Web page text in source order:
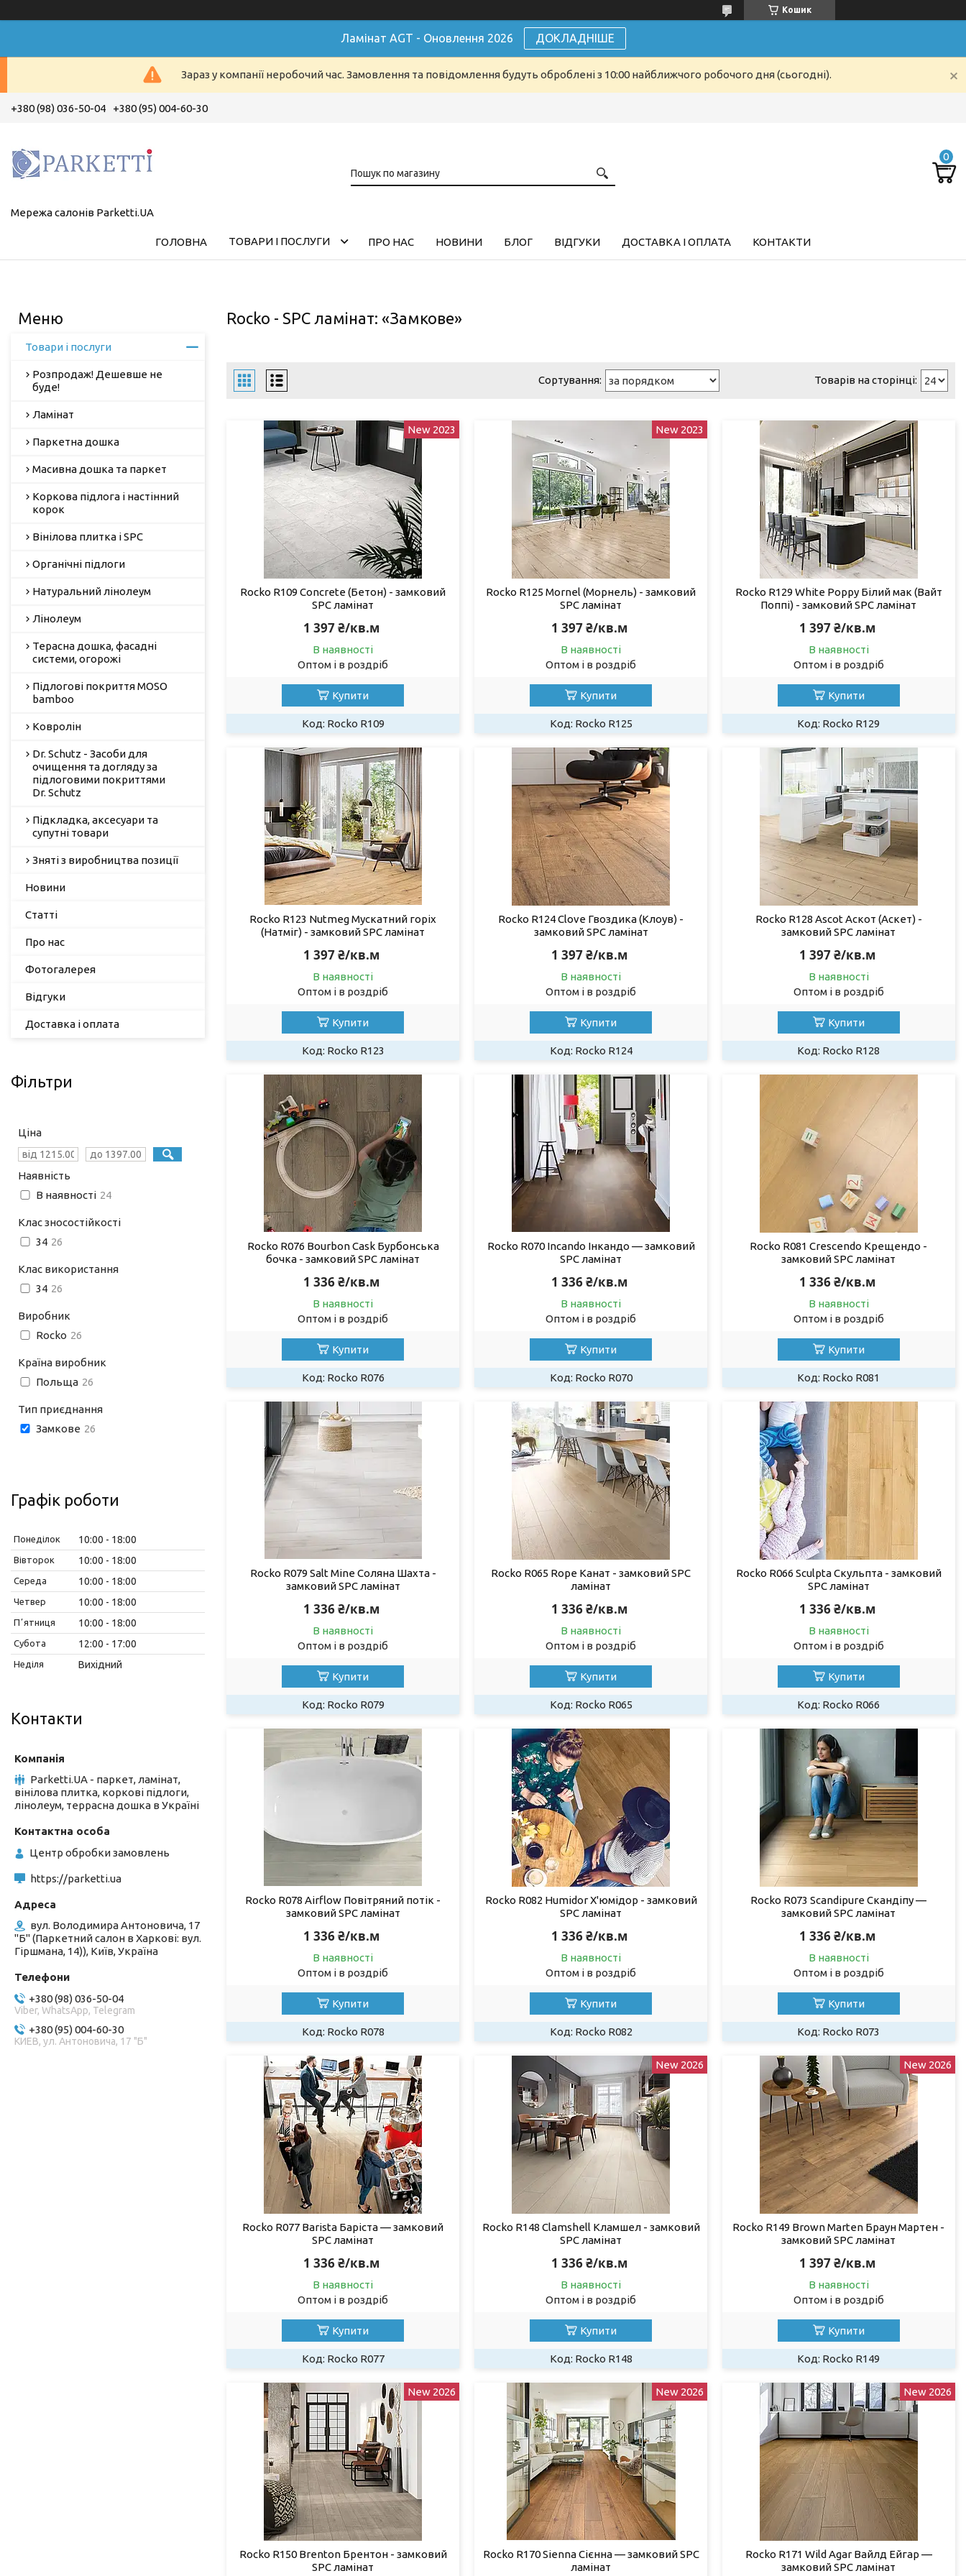
Кошик
Ламінат AGT - Оновлення 2026 ДОКЛАДНІШЕ
Зараз у компанії неробочий час. Замовлення та повідомлення будуть оброблені з 10:00 найближчого робочого дня (сьогодні).
+380 (98) 036-50-04 +380 (95) 004-60-30
Мережа салонів Parketti.UA
ГОЛОВНА ТОВАРИ І ПОСЛУГИ ПРО НАС НОВИНИ БЛОГ ВІДГУКИ ДОСТАВКА І ОПЛАТА КОНТАКТИ
Rocko - SPC ламінат: «Замкове»
New 2023
Rocko R109 Concrete (Бетон) - замковий
SPC ламінат
1 397 ₴/кв.м
В наявності
Оптом і в роздріб
Купити
Rocko R109
New 2023
Rocko R125 Mornel (Морнель) - замковий
SPC ламінат
1 397 ₴/кв.м
В наявності
Оптом і в роздріб
Купити
Rocko R125
Rocko R129 White Poppy Білий мак (Вайт
Поппі) - замковий SPC ламінат
1 397 ₴/кв.м
В наявності
Оптом і в роздріб
Купити
Rocko R129
Rocko R123 Nutmeg Мускатний горіх
(Натміг) - замковий SPC ламінат
1 397 ₴/кв.м
В наявності
Оптом і в роздріб
Купити
Rocko R123
Rocko R124 Clove Гвоздика (Клоув) -
замковий SPC ламінат
1 397 ₴/кв.м
В наявності
Оптом і в роздріб
Купити
Rocko R124
Rocko R128 Ascot Аскот (Аскет) -
замковий SPC ламінат
1 397 ₴/кв.м
В наявності
Оптом і в роздріб
Купити
Rocko R128
Rocko R076 Bourbon Cask Бурбонська
бочка - замковий SPC ламінат
1 336 ₴/кв.м
В наявності
Оптом і в роздріб
Купити
Rocko R076
Rocko R070 Incando Інкандо — замковий
SPC ламінат
1 336 ₴/кв.м
В наявності
Оптом і в роздріб
Купити
Rocko R070
Rocko R081 Crescendo Крещендо -
замковий SPC ламінат
1 336 ₴/кв.м
В наявності
Оптом і в роздріб
Купити
Rocko R081
Rocko R079 Salt Mine Соляна Шахта -
замковий SPC ламінат
1 336 ₴/кв.м
В наявності
Оптом і в роздріб
Купити
Rocko R079
Rocko R065 Rope Канат - замковий SPC
ламінат
1 336 ₴/кв.м
В наявності
Оптом і в роздріб
Купити
Rocko R065
Rocko R066 Sculpta Скульпта - замковий
SPC ламінат
1 336 ₴/кв.м
В наявності
Оптом і в роздріб
Купити
Rocko R066
Rocko R078 Airflow Повітряний потік -
замковий SPC ламінат
1 336 ₴/кв.м
В наявності
Оптом і в роздріб
Купити
Rocko R078
Rocko R082 Humidor Х'юмідор - замковий
SPC ламінат
1 336 ₴/кв.м
В наявності
Оптом і в роздріб
Купити
Rocko R082
Rocko R073 Scandipure Скандіпу —
замковий SPC ламінат
1 336 ₴/кв.м
В наявності
Оптом і в роздріб
Купити
Rocko R073
Rocko R077 Barista Баріста — замковий
SPC ламінат
1 336 ₴/кв.м
В наявності
Оптом і в роздріб
Купити
Rocko R077
New 2026
Rocko R148 Clamshell Кламшел - замковий
SPC ламінат
1 336 ₴/кв.м
В наявності
Оптом і в роздріб
Купити
Rocko R148
New 2026
Rocko R149 Brown Marten Браун Мартен -
замковий SPC ламінат
1 397 ₴/кв.м
В наявності
Оптом і в роздріб
Купити
Rocko R149
New 2026
Rocko R150 Brenton Брентон - замковий
SPC ламінат
New 2026
Rocko R170 Sienna Сієнна — замковий SPC
ламінат
New 2026
Rocko R171 Wild Agar Вайлд Ейгар —
замковий SPC ламінат
Товари і послуги
Розпродаж! Дешевше не
буде!
Ламінат
Паркетна дошка
Масивна дошка та паркет
Коркова підлога і настінний
корок
Вінілова плитка і SPC
Органічні підлоги
Натуральний лінолеум
Лінолеум
Терасна дошка, фасадні
системи, огорожі
Підлогові покриття MOSO
bamboo
Ковролін
Dr. Schutz - Засоби для
очищення та догляду за
підлоговими покриттями
Dr. Schutz
Підкладка, аксесуари та
супутні товари
Зняті з виробництва позиції
Новини
Статті
Про нас
Фотогалерея
Відгуки
Доставка і оплата
Фільтри
Ціна
Наявність
В наявності 24
Клас зносостійкості
34 26
Клас використання
34 26
Виробник
Rocko 26
Країна виробник
Польща 26
Тип приєднання
Замкове 26
Графік роботи
Понеділок 10:00 18:00
Вівторок 10:00 18:00
Середа 10:00 18:00
Четвер 10:00 18:00
Пʼятниця 10:00 18:00
Субота 12:00 17:00
Неділя Вихідний
Контакти
Parketti.UA - паркет, ламінат,
вінілова плитка, коркові підлоги,
лінолеум, террасна дошка в Україні
Центр обробки замовлень
https://parketti.ua
вул. Володимира Антоновича, 17
"Б" (Паркетний салон в Харкові: вул.
Гіршмана, 14)), Київ, Україна
+380 (98) 036-50-04
Viber, WhatsApp, Telegram
+380 (95) 004-60-30
КИЕВ, ул. Антоновича, 17 "Б"